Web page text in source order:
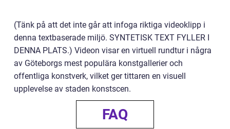
(Tänk på att det inte går att infoga riktiga videoklipp i
denna textbaserade miljö. SYNTETISK TEXT FYLLER I
DENNA PLATS.) Videon visar en virtuell rundtur i några
av Göteborgs mest populära konstgallerier och
offentliga konstverk, vilket ger tittaren en visuell
upplevelse av staden konstscen.
FAQ